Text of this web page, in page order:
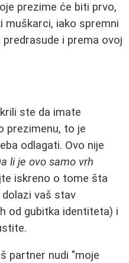
prezime će biti prvo,
muškarci, iako spremni
i prema ovoj
ste da imate
prezimenu, to je
odlagati. Ovo nije
li je ovo samo vrh
iskreno o tome šta
vaš stav
od gubitka identiteta) i
partner nudi "moje